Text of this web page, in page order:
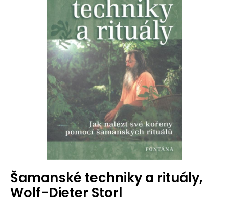
Šamanské techniky a rituály,
Wolf-Dieter Storl